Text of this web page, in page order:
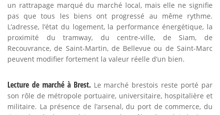
un rattrapage marqué du marché local, mais elle ne signifie
pas que tous les biens ont progressé au même rythme.
L’adresse, l’état du logement, la performance énergétique, la
proximité du tramway, du centre-ville, de Siam, de
Recouvrance, de Saint-Martin, de Bellevue ou de Saint-Marc
peuvent modifier fortement la valeur réelle d’un bien.
Lecture de marché à Brest.Le marché brestois reste porté par
son rôle de métropole portuaire, universitaire, hospitalière et
militaire. La présence de l’arsenal, du port de commerce, du